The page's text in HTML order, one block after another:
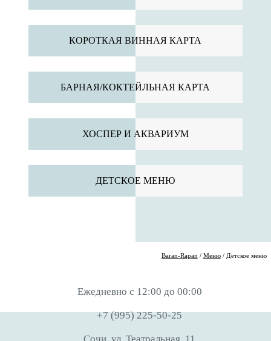
КОРОТКАЯ ВИННАЯ КАРТА
БАРНАЯ/КОКТЕЙЛЬНАЯ КАРТА
ХОСПЕР И АКВАРИУМ
ДЕТСКОЕ МЕНЮ
Baran-Rapan / Меню / Детское меню
Ежедневно с 12:00 до 00:00
+7 (995) 225-50-25